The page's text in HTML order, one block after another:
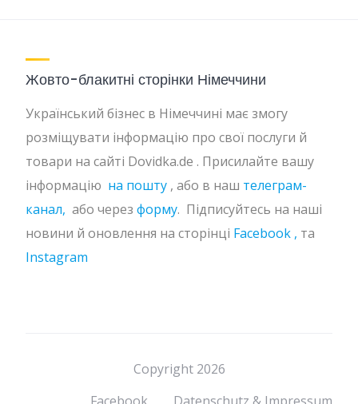
Жовто-блакитні сторінки Німеччини
Український бізнес в Німеччині має змогу
розміщувати інформацію про свої послуги й
товари на сайті Dovidka.de . Присилайте вашу
інформацію на пошту , або в наш телеграм-
канал, або через форму. Підписуйтесь на наші
новини й оновлення на сторінці Facebook , та
Instagram
Copyright 2026